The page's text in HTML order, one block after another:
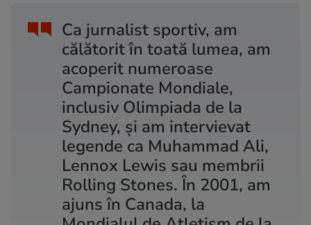
Ca jurnalist sportiv, am
călătorit în toată lumea, am
acoperit numeroase
Campionate Mondiale,
inclusiv Olimpiada de la
Sydney, și am intervievat
legende ca Muhammad Ali,
Lennox Lewis sau membrii
Rolling Stones. În 2001, am
ajuns în Canada, la